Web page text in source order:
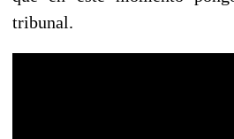
tribunal.